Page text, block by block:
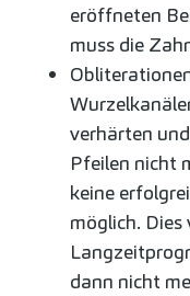
eröffneten
muss die
verhärten
Pfeilen nicht
keine
möglich.
dann nicht